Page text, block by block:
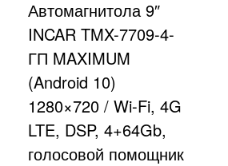
Автомагнитола 9″
INCAR TMX-7709-4-
ГП MAXIMUM
(Android 10)
1280×720 / Wi-Fi, 4G
LTE, DSP, 4+64Gb,
голосовой помощник